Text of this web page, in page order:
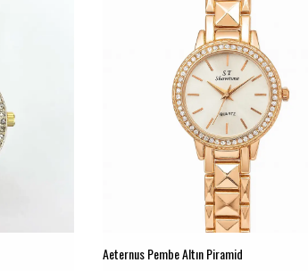
Aeternus Pembe Altın Piramid